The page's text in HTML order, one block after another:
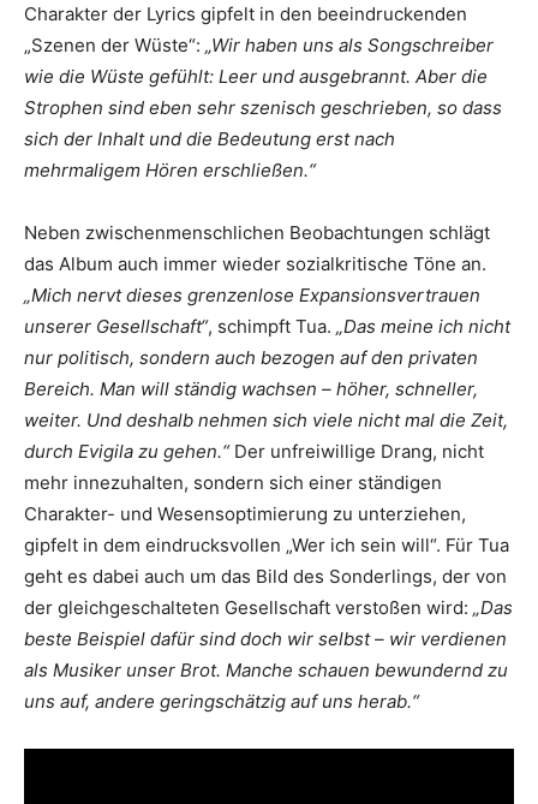
Charakter der Lyrics gipfelt in den beeindruckenden
„Szenen der Wüste“: „Wir haben uns als Songschreiber
wie die Wüste gefühlt: Leer und ausgebrannt. Aber die
Strophen sind eben sehr szenisch geschrieben, so dass
sich der Inhalt und die Bedeutung erst nach
mehrmaligem Hören erschließen.“
Neben zwischenmenschlichen Beobachtungen schlägt
das Album auch immer wieder sozialkritische Töne an.
„Mich nervt dieses grenzenlose Expansionsvertrauen
unserer Gesellschaft“, schimpft Tua. „Das meine ich nicht
nur politisch, sondern auch bezogen auf den privaten
Bereich. Man will ständig wachsen – höher, schneller,
weiter. Und deshalb nehmen sich viele nicht mal die Zeit,
durch Evigila zu gehen.“Der unfreiwillige Drang, nicht
mehr innezuhalten, sondern sich einer ständigen
Charakter- und Wesensoptimierung zu unterziehen,
gipfelt in dem eindrucksvollen „Wer ich sein will“. Für Tua
geht es dabei auch um das Bild des Sonderlings, der von
der gleichgeschalteten Gesellschaft verstoßen wird: „Das
beste Beispiel dafür sind doch wir selbst – wir verdienen
als Musiker unser Brot. Manche schauen bewundernd zu
uns auf, andere geringschätzig auf uns herab.“